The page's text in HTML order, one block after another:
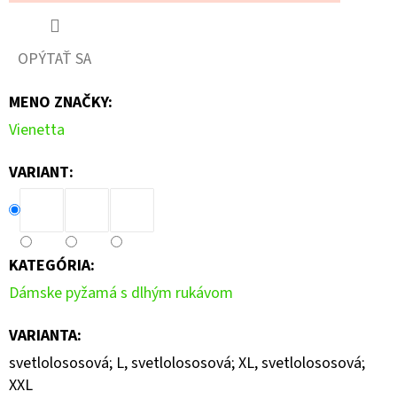
OPÝTAŤ SA
MENO ZNAČKY:
Vienetta
VARIANT:
KATEGÓRIA:
Dámske pyžamá s dlhým rukávom
VARIANTA:
svetlolososová; L, svetlolososová; XL, svetlolososová;
XXL